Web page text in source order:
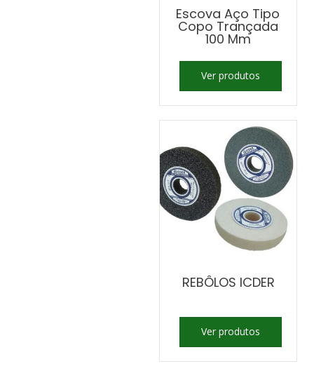
Escova Aço Tipo
Copo Trançada
100 Mm
Ver produtos
REBÔLOS ICDER
Ver produtos